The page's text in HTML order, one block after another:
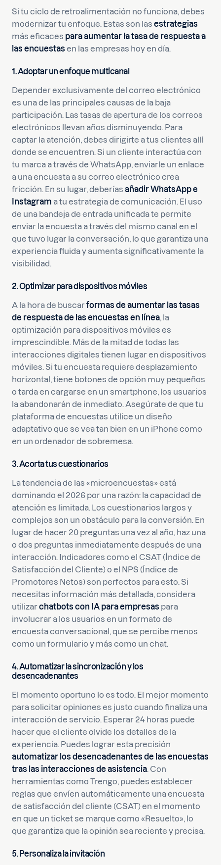
Si tu ciclo de retroalimentación no funciona, debes
modernizar tu enfoque. Estas son las estrategias
más eficaces para aumentar la tasa de respuesta a
las encuestas en las empresas hoy en día.
1. Adoptar un enfoque multicanal
Depender exclusivamente del correo electrónico
es una de las principales causas de la baja
participación. Las tasas de apertura de los correos
electrónicos llevan años disminuyendo. Para
captar la atención, debes dirigirte a tus clientes allí
donde se encuentren. Si un cliente interactúa con
tu marca a través de WhatsApp, enviarle un enlace
a una encuesta a su correo electrónico crea
fricción. En su lugar, deberías añadir WhatsApp e
Instagram a tu estrategia de comunicación. El uso
de una bandeja de entrada unificada te permite
enviar la encuesta a través del mismo canal en el
que tuvo lugar la conversación, lo que garantiza una
experiencia fluida y aumenta significativamente la
visibilidad.
2. Optimizar para dispositivos móviles
A la hora de buscarformas de aumentar las tasas
de respuesta de las encuestas en línea, la
optimización para dispositivos móviles es
imprescindible. Más de la mitad de todas las
interacciones digitales tienen lugar en dispositivos
móviles. Si tu encuesta requiere desplazamiento
horizontal, tiene botones de opción muy pequeños
o tarda en cargarse en un smartphone, los usuarios
la abandonarán de inmediato. Asegúrate de que tu
plataforma de encuestas utilice un diseño
adaptativo que se vea tan bien en un iPhone como
en un ordenador de sobremesa.
3. Acorta tus cuestionarios
La tendencia de las «microencuestas» está
dominando el 2026 por una razón: la capacidad de
atención es limitada. Los cuestionarios largos y
complejos son un obstáculo para la conversión. En
lugar de hacer 20 preguntas una vez al año, haz una
o dos preguntas inmediatamente después de una
interacción. Indicadores como el CSAT (Índice de
Satisfacción del Cliente) o el NPS (Índice de
Promotores Netos) son perfectos para esto. Si
necesitas información más detallada, considera
utilizarchatbots con IA para empresas para
involucrar a los usuarios en un formato de
encuesta conversacional, que se percibe menos
como un formulario y más como un chat.
4. Automatizar la sincronización y los
desencadenantes
El momento oportuno lo es todo. El mejor momento
para solicitar opiniones es justo cuando finaliza una
interacción de servicio. Esperar 24 horas puede
hacer que el cliente olvide los detalles de la
experiencia. Puedes lograr esta precisión
automatizar los desencadenantes de las encuestas
tras las interacciones de asistencia. Con
herramientas como Trengo, puedes establecer
reglas que envíen automáticamente una encuesta
de satisfacción del cliente (CSAT) en el momento
en que un ticket se marque como «Resuelto», lo
que garantiza que la opinión sea reciente y precisa.
5. Personaliza la invitación